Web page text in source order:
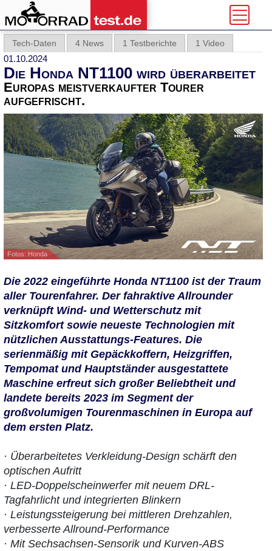
Tech-Daten 4 News 1 Testberichte 1 Video
01.10.2024
Die Honda NT1100 wird überarbeitet
Europas meistverkaufter Tourer
aufgefrischt.
Fotos: Honda
Die 2022 eingeführte Honda NT1100 ist der Traum
aller Tourenfahrer. Der fahraktive Allrounder
verknüpft Wind- und Wetterschutz mit
Sitzkomfort sowie neueste Technologien mit
nützlichen Ausstattungs-Features. Die
serienmäßig mit Gepäckkoffern, Heizgriffen,
Tempomat und Hauptständer ausgestattete
Maschine erfreut sich großer Beliebtheit und
landete bereits 2023 im Segment der
großvolumigen Tourenmaschinen in Europa auf
dem ersten Platz.
· Überarbeitetes Verkleidung-Design schärft den
optischen Aufritt
· LED-Doppelscheinwerfer mit neuem DRL-
Tagfahrlicht und integrierten Blinkern
· Leistungssteigerung bei mittleren Drehzahlen,
verbesserte Allround-Performance
· Mit Sechsachsen-Sensorik und Kurven-ABS